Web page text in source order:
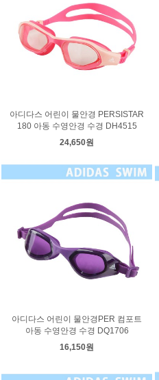
아디다스 어린이 물안경 PERSISTAR
180 아동 수영안경 수경 DH4515
24,650원
아디다스 어린이 물안경PER 컴포트
아동 수영안경 수경 DQ1706
16,150원